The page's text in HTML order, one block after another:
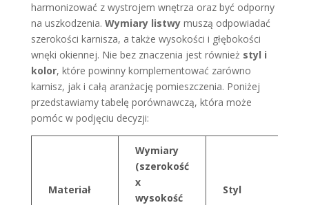
harmonizować z wystrojem wnętrza oraz być odporny
na uszkodzenia. Wymiary listwymuszą odpowiadać
szerokości karnisza, a także wysokości i głębokości
wnęki okiennej. Nie bez znaczenia jest również styl i
kolor, które powinny komplementować zarówno
karnisz, jak i całą aranżację pomieszczenia. Poniżej
przedstawiamy tabelę porównawczą, która może
pomóc w podjęciu decyzji:
Materiał
Wymiary
(szerokość
x
wysokość
Styl